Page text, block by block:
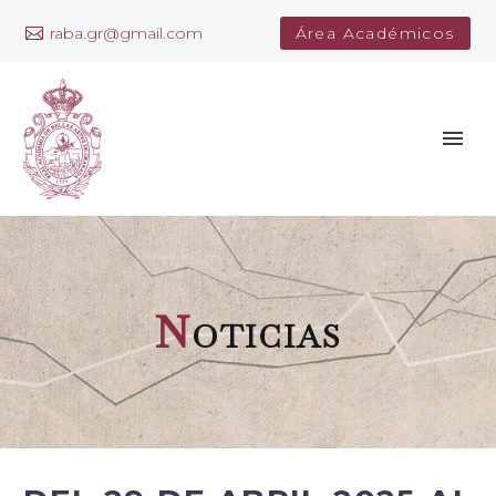
raba.gr@gmail.com Área Académicos
Noticias